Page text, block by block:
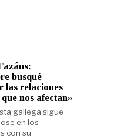
busqué
las relaciones
nos afectan»
gallega sigue
en los
con su